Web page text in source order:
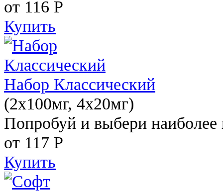
от 116 Р
Купить
Набор Классический
(2x100мг, 4x20мг)
Попробуй и выбери наиболее
от 117 Р
Купить